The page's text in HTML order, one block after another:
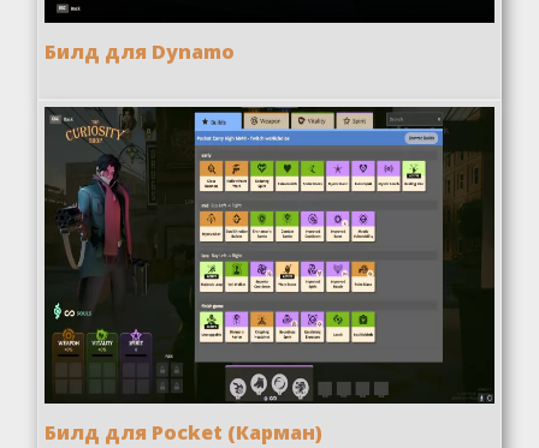
Билд для Dynamo
Билд для Pocket (Карман)